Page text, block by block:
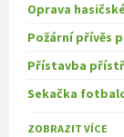
Oprava
Požární přívěs
Přístavba
Sekačka
ZOBRAZIT VÍCE